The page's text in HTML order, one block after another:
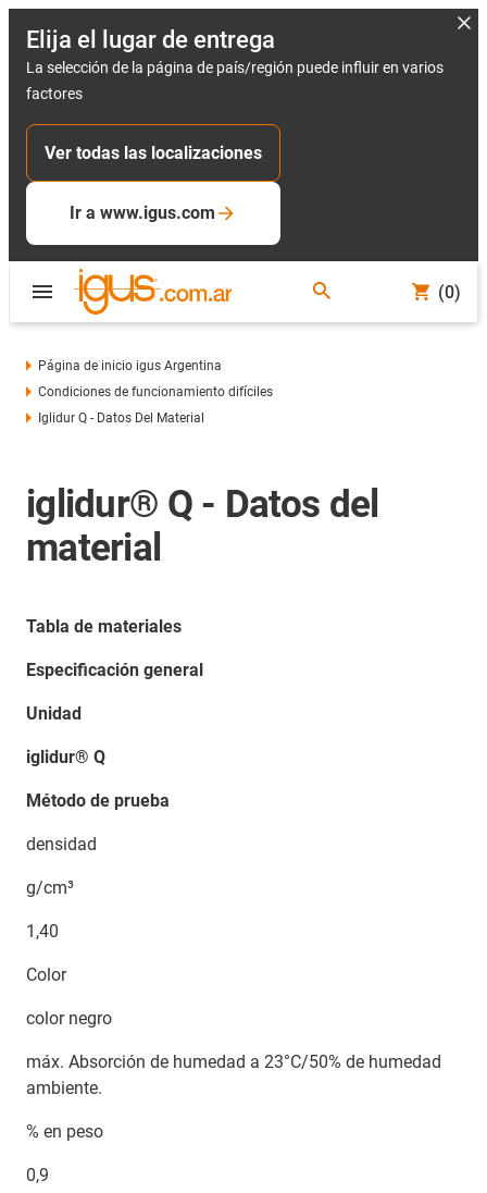
Elija el lugar de entrega
La selección de la página de país/región puede influir en varios
factores
Ver todas las localizaciones
Ir a www.igus.com
(0)
Página de inicio igus Argentina
Condiciones de funcionamiento difíciles
Iglidur Q - Datos Del Material
iglidur® Q - Datos del
material
Tabla de materiales
Especificación general
Unidad
iglidur® Q
Método de prueba
densidad
g/cm³
1,40
Color
color negro
máx. Absorción de humedad a 23°C/50% de humedad
ambiente.
% en peso
0,9